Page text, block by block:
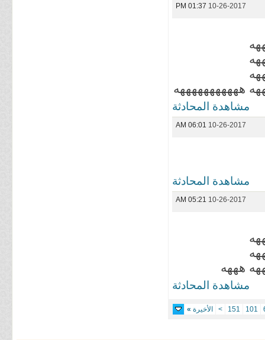
10-26-2017
01:37 PM
هههههههههههه
مشاهدة المحادثة
10-26-2017
06:01 AM
مشاهدة المحادثة
10-26-2017
05:21 AM
هههه
مشاهدة المحادثة
101
151
> الأخيرة »